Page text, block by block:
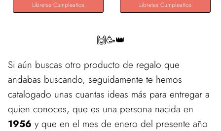
Libretas Cumpleaños Libretas Cumpleaños
🙌🥳👑
Si aún buscas otro producto de regalo que
andabas buscando, seguidamente te hemos
catalogado unas cuantas ideas más para entregar a
quien conoces, que es una persona nacida en
1956 y que en el mes de enero del presente año